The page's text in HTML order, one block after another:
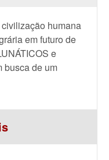
humana
em futuro de
e
busca de um